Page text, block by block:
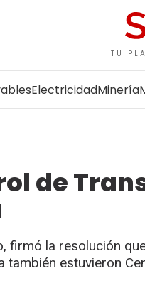
TU
ElectricidadMinería
de
firmó la resolución
estuvieron